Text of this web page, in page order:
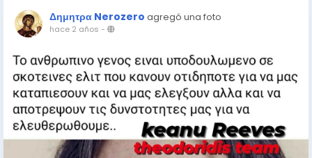
Δημητρα Nerozero agregó una foto
hace 2 años -